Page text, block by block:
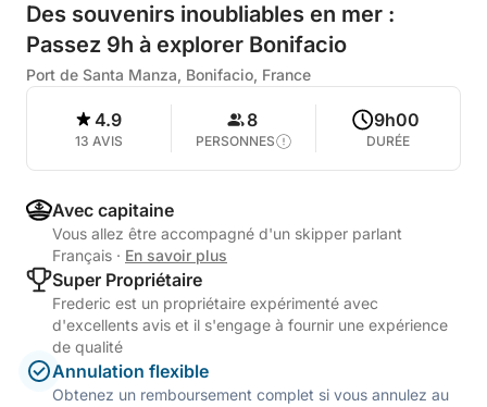
Des souvenirs inoubliables en mer :
Passez 9h à explorer Bonifacio
Port de Santa Manza, Bonifacio, France
4.9
13 AVIS
8
PERSONNES
9h00
DURÉE
Avec capitaine
Vous allez être accompagné d'un skipper parlant
Français · En savoir plus
Super Propriétaire
Frederic est un propriétaire expérimenté avec
d'excellents avis et il s'engage à fournir une expérience
de qualité
Annulation flexible
Obtenez un remboursement complet si vous annulez au